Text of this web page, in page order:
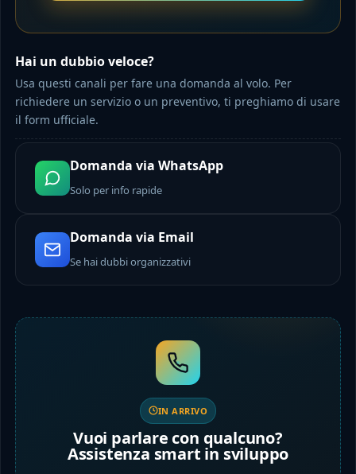
Hai un dubbio veloce?
Usa questi canali per fare una domanda al volo. Per
richiedere un servizio o un preventivo, ti preghiamo di usare
il form ufficiale.
Domanda via WhatsApp
Solo per info rapide
Domanda via Email
Se hai dubbi organizzativi
IN ARRIVO
Vuoi parlare con qualcuno?
Assistenza smart in sviluppo